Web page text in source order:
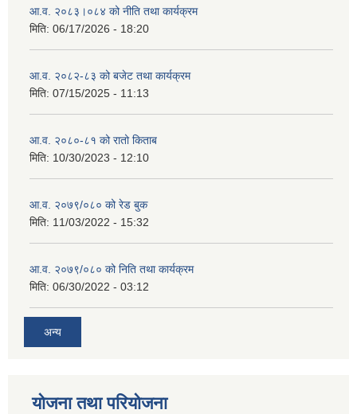
आ.व. २०८३।०८४ को नीति तथा कार्यक्रम
मिति: 06/17/2026 - 18:20
आ.व. २०८२-८३ को बजेट तथा कार्यक्रम
मिति: 07/15/2025 - 11:13
आ.व. २०८०-८१ को रातो किताब
मिति: 10/30/2023 - 12:10
आ.व. २०७९/०८० को रेड बुक
मिति: 11/03/2022 - 15:32
आ.व. २०७९/०८० को निति तथा कार्यक्रम
मिति: 06/30/2022 - 03:12
अन्य
योजना तथा परियोजना